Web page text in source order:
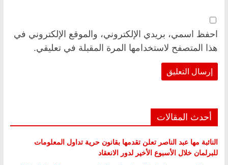
احفظ اسمي، بريدي الإلكتروني، والموقع الإلكتروني في
هذا المتصفح لاستخدامها المرة المقبلة في تعليقي.
أحدث المقالات
النائبة مها عبد الناصر تعلن تقدمها بقانون حرية تداول المعلومات
للبرلمان خلال الأسبوع الأخير لدور الانعقاد